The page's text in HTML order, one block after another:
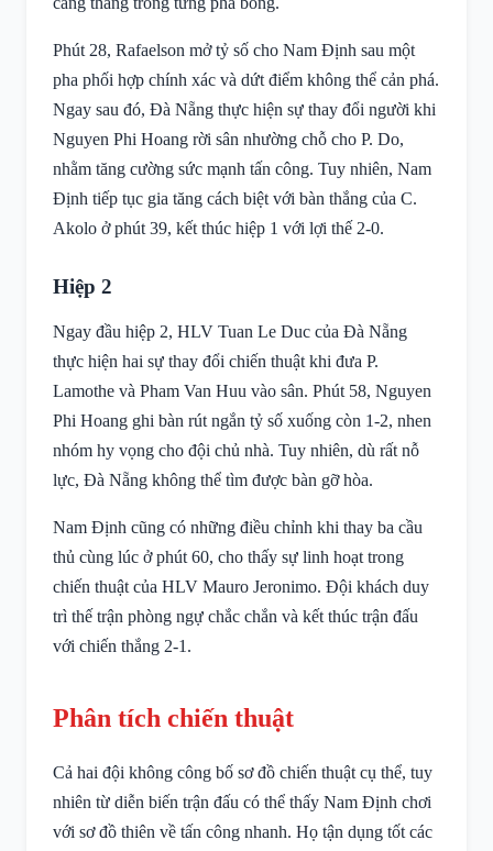
Phút 28, Rafaelson mở tỷ số cho Nam Định sau một
pha phối hợp chính xác và dứt điểm không thể cản phá.
Ngay sau đó, Đà Nẵng thực hiện sự thay đổi người khi
Nguyen Phi Hoang rời sân nhường chỗ cho P. Do,
nhằm tăng cường sức mạnh tấn công. Tuy nhiên, Nam
Định tiếp tục gia tăng cách biệt với bàn thắng của C.
Akolo ở phút 39, kết thúc hiệp 1 với lợi thế 2-0.
Hiệp 2
Ngay đầu hiệp 2, HLV Tuan Le Duc của Đà Nẵng
thực hiện hai sự thay đổi chiến thuật khi đưa P.
Lamothe và Pham Van Huu vào sân. Phút 58, Nguyen
Phi Hoang ghi bàn rút ngắn tỷ số xuống còn 1-2, nhen
nhóm hy vọng cho đội chủ nhà. Tuy nhiên, dù rất nỗ
lực, Đà Nẵng không thể tìm được bàn gỡ hòa.
Nam Định cũng có những điều chỉnh khi thay ba cầu
thủ cùng lúc ở phút 60, cho thấy sự linh hoạt trong
chiến thuật của HLV Mauro Jeronimo. Đội khách duy
trì thế trận phòng ngự chắc chắn và kết thúc trận đấu
với chiến thắng 2-1.
Phân tích chiến thuật
Cả hai đội không công bố sơ đồ chiến thuật cụ thể, tuy
nhiên từ diễn biến trận đấu có thể thấy Nam Định chơi
với sơ đồ thiên về tấn công nhanh. Họ tận dụng tốt các